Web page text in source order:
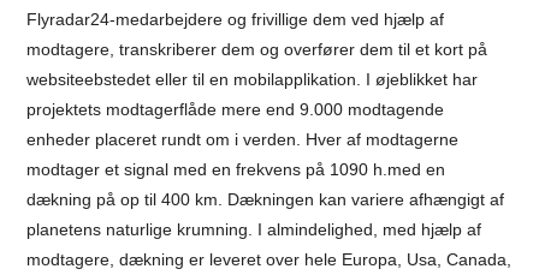
Flyradar24-medarbejdere og frivillige dem ved hjælp af
modtagere, transkriberer dem og overfører dem til et kort på
websiteebstedet eller til en mobilapplikation. I øjeblikket har
projektets modtagerflåde mere end 9.000 modtagende
enheder placeret rundt om i verden. Hver af modtagerne
modtager et signal med en frekvens på 1090 h.med en
dækning på op til 400 km. Dækningen kan variere afhængigt af
planetens naturlige krumning. I almindelighed, med hjælp af
modtagere, dækning er leveret over hele Europa, Usa, Canada,